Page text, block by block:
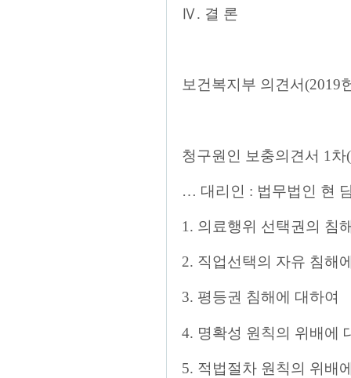
Ⅳ. 결 론
보건복지부 의견서(2019
청구원인 보충의견서 1
… 대리인 : 법무법인 현
1. 의료행위 선택권의 침
2. 직업선택의 자유 침해
3. 평등권 침해에 대하여
4. 명확성 원칙의 위배에
5. 적법절차 원칙의 위배